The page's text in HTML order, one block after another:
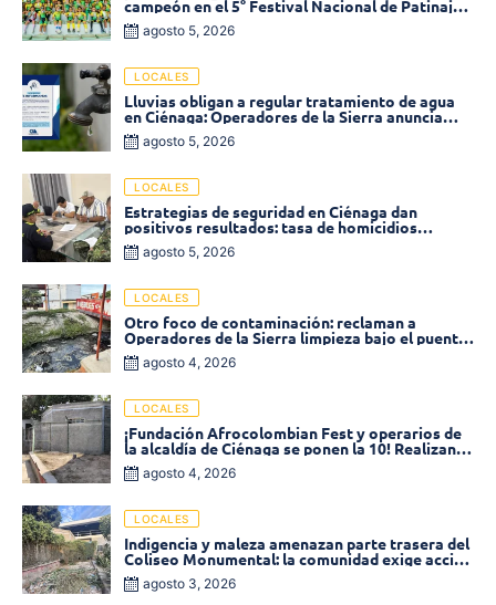
campeón en el 5° Festival Nacional de Patinaje
«Soledad sobre Ruedas»
agosto 5, 2026
LOCALES
Lluvias obligan a regular tratamiento de agua
en Ciénaga: Operadores de la Sierra anuncia
baja presión en varios sectores
agosto 5, 2026
LOCALES
Estrategias de seguridad en Ciénaga dan
positivos resultados: tasa de homicidios
disminuyó un 58% en 2026
agosto 5, 2026
LOCALES
Otro foco de contaminación: reclaman a
Operadores de la Sierra limpieza bajo el puente
de la calle 19 con carrera 11
agosto 4, 2026
LOCALES
¡Fundación Afrocolombian Fest y operarios de
la alcaldía de Ciénaga se ponen la 10! Realizan
limpieza de la parte posterior del Coliseo
Monumental
agosto 4, 2026
LOCALES
Indigencia y maleza amenazan parte trasera del
Coliseo Monumental: la comunidad exige acción
inmediata!
agosto 3, 2026